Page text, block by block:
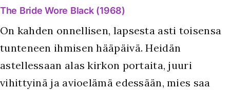
The Bride Wore Black (1968)
On kahden onnellisen, lapsesta asti toisensa
tunteneen ihmisen hääpäivä. Heidän
astellessaan alas kirkon portaita, juuri
vihittyinä ja avioelämä edessään, mies saa